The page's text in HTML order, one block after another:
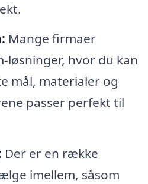
Mange firmaer
løsninger, hvor du kan
mål, materialer og
passer perfekt til
Der er en række
imellem, såsom